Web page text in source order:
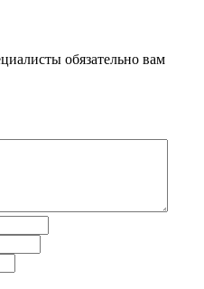
обязательно вам